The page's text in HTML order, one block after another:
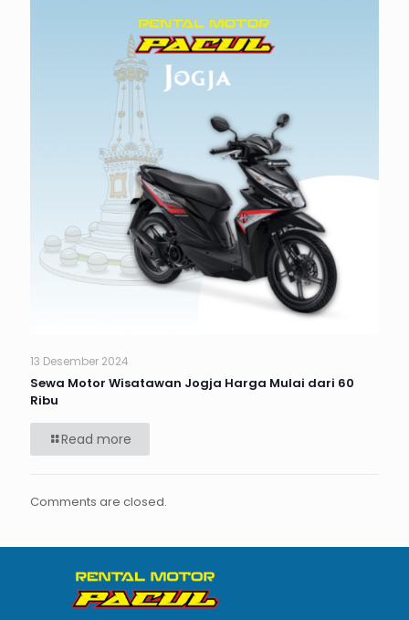
13 Desember 2024
Sewa Motor Wisatawan Jogja Harga Mulai dari 60
Ribu
Read more
Comments are closed.